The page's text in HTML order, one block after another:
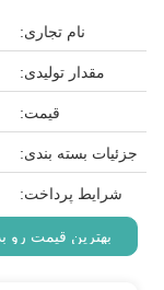
نام تجاری:
مقدار تولیدی:
قیمت:
جزئیات بسته بندی:
شرایط پرداخت:
بهترین قیمت رو